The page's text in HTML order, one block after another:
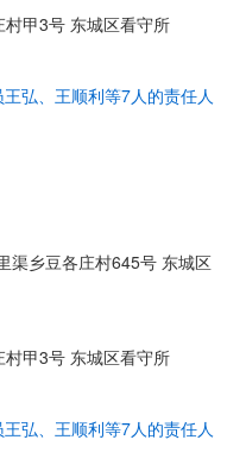
甲3号 东城区看守所
弘、王顺利等7人的责任人
渠乡豆各庄村645号 东城区
甲3号 东城区看守所
弘、王顺利等7人的责任人